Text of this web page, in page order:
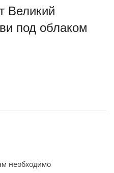
Великий
под облаком
необходимо